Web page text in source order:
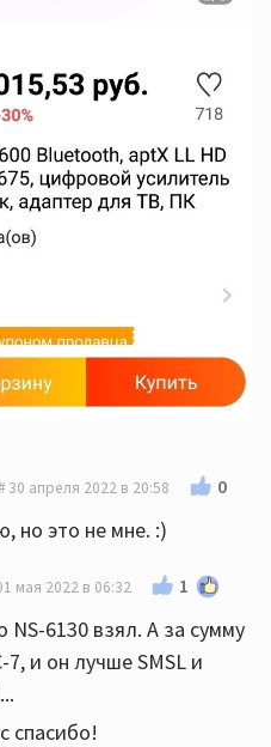
30 апреля 2022 в 20:58 0
но это не мне. :)
мая 2022 в 06:32 1
6130 взял. А за сумму
7, и он лучше SMSL и
спасибо!